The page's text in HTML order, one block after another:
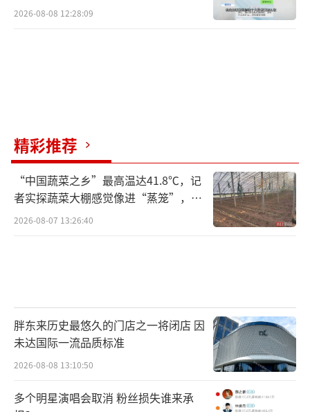
2026-08-08 12:28:09
精彩推荐
“中国蔬菜之乡”最高温达41.8℃，记
者实探蔬菜大棚感觉像进“蒸笼”，有
村民称只能凌晨两点起来干活
2026-08-07 13:26:40
胖东来历史最悠久的门店之一将闭店 因
未达国际一流品质标准
2026-08-08 13:10:50
多个明星演唱会取消 粉丝损失谁来承